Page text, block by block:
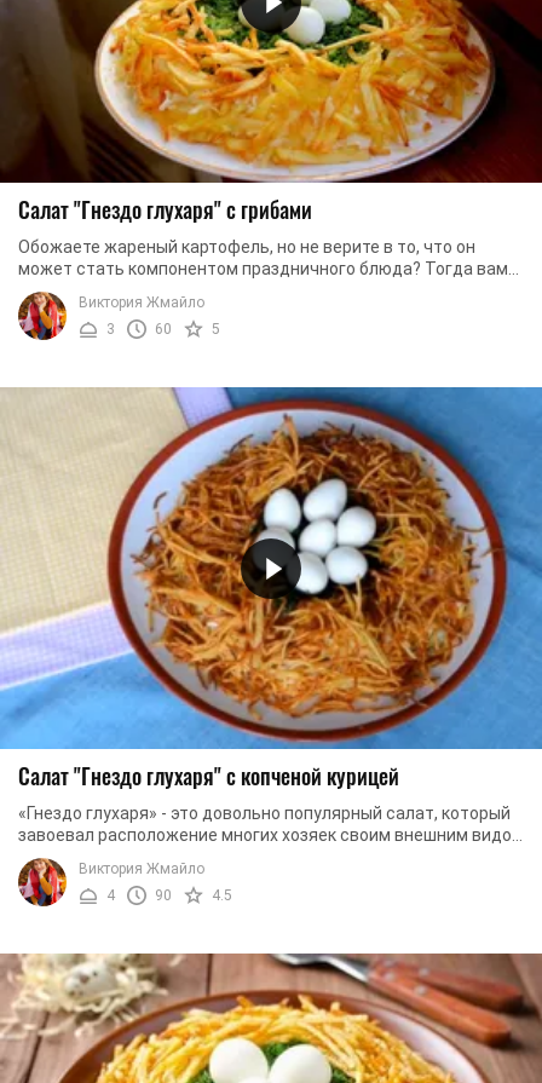
Салат "Гнездо глухаря" с грибами
Обожаете жареный картофель, но не верите в то, что он
может стать компонентом праздничного блюда? Тогда вам
стоит приготовить салат «Гнездо глухаря». ...
Виктория Жмайло
3
60 5
Салат "Гнездо глухаря" с копченой курицей
«Гнездо глухаря» - это довольно популярный салат, который
завоевал расположение многих хозяек своим внешним видом
и совершенным вкусом. Как правило, ...
Виктория Жмайло
4
90 4.5